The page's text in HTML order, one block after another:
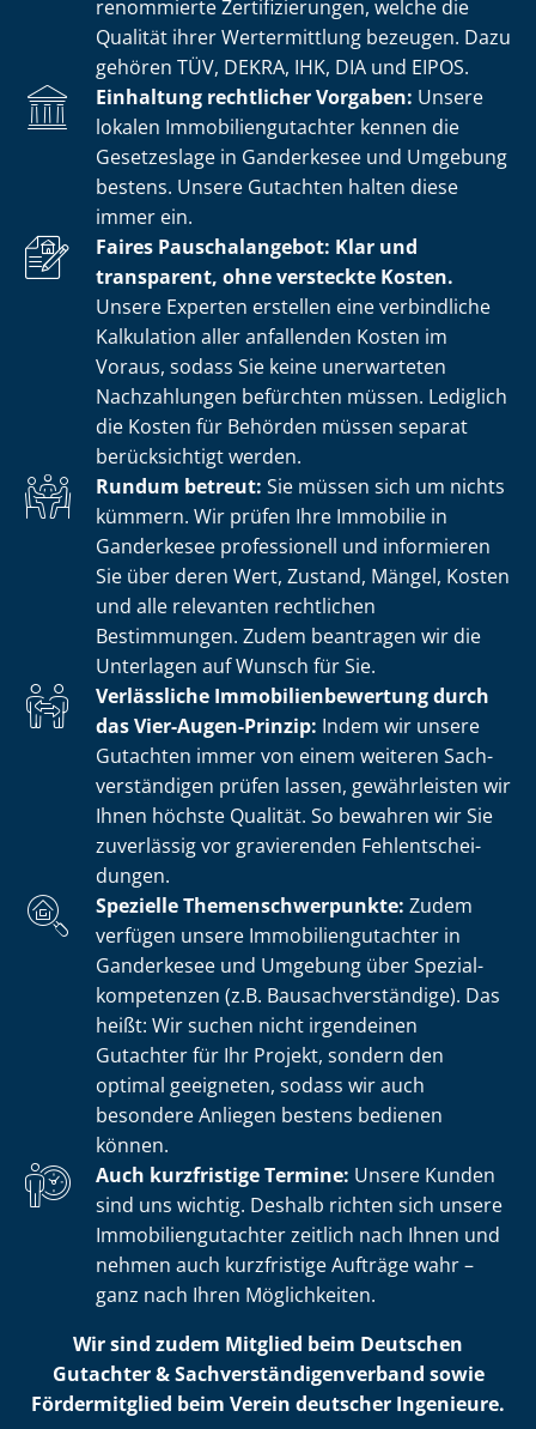
renommierte Zer­ti­fi­zie­run­gen, welche die
Qualität ihrer Wertermittlung bezeugen. Dazu
gehören TÜV, DEKRA, IHK, DIA und EIPOS.
Einhaltung rechtlicher Vorgaben: Unsere
lokalen Im­mo­bi­li­en­gut­ach­ter kennen die
Gesetzeslage in Ganderkesee und Umgebung
bestens. Unsere Gutachten halten diese
immer ein.
Faires Pauschalangebot: Klar und
transparent, ohne versteckte Kosten.
Unsere Experten erstellen eine verbindliche
Kalkulation aller anfallenden Kosten im
Voraus, sodass Sie keine unerwarteten
Nachzahlungen befürchten müssen. Lediglich
die Kosten für Behörden müssen separat
berücksichtigt werden.
Rundum betreut: Sie müssen sich um nichts
kümmern. Wir prüfen Ihre Immobilie in
Ganderkesee professionell und informieren
Sie über deren Wert, Zustand, Mängel, Kosten
und alle relevanten rechtlichen
Bestimmungen. Zudem beantragen wir die
Unterlagen auf Wunsch für Sie.
Verlässliche Im­mo­bi­li­en­be­wer­tung durch
das Vier-Augen-Prinzip: Indem wir unsere
Gutachten immer von einem weiteren Sach­
ver­stän­di­gen prüfen lassen, gewährleisten wir
Ihnen höchste Qualität. So bewahren wir Sie
zuverlässig vor gravierenden Fehl­ent­schei­
dun­gen.
Spezielle The­men­schwer­punk­te: Zudem
verfügen unsere Im­mo­bi­li­en­gut­ach­ter in
Ganderkesee und Umgebung über Spe­zi­al­
kom­pe­ten­zen (z.B. Bau­sach­ver­stän­di­ge). Das
heißt: Wir suchen nicht irgendeinen
Gutachter für Ihr Projekt, sondern den
optimal geeigneten, sodass wir auch
besondere Anliegen bestens bedienen
können.
Auch kurzfristige Termine: Unsere Kunden
sind uns wichtig. Deshalb richten sich unsere
Im­mo­bi­li­en­gut­ach­ter zeitlich nach Ihnen und
nehmen auch kurzfristige Aufträge wahr –
ganz nach Ihren Möglichkeiten.
Wir sind zudem Mitglied beim Deutschen
Gutachter & Sach­ver­stän­di­gen­ver­band sowie
Fördermitglied beim Verein deutscher Ingenieure.